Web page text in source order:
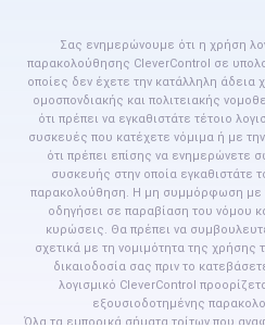
Σας ενημερώνουμε ότι η χρήση
παρακολούθησης CleverControl σε
οποίες δεν έχετε την κατάλληλη
ομοσπονδιακής και πολιτειακής
ότι πρέπει να εγκαθιστάτε τέτοιο
συσκευές που κατέχετε νόμιμα ή με
ότι πρέπει επίσης να ενημερώνετε
συσκευής στην οποία εγκαθιστάτε
παρακολούθηση. Η μη συμμόρφωση με
οδηγήσει σε παραβίαση του νόμου
κυρώσεις. Θα πρέπει να
σχετικά με τη νομιμότητα της χρήσης
δικαιοδοσία σας πριν το
λογισμικό CleverControl
εξουσιοδοτημένης
Όλα τα εμπορικά σήματα τρίτων που